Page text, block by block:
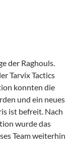
der Raghouls.
Tarvix Tactics
konnten die
und ein neues
ist befreit. Nach
wurde das
Team weiterhin